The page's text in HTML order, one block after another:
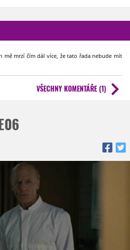
mě mrzí čím dál více, že tato řada nebude mít
VŠECHNY KOMENTÁŘE (1)